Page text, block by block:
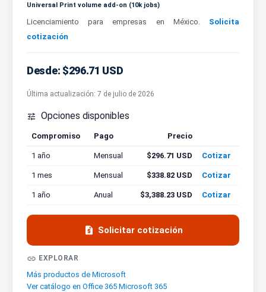
Universal Print volume add-on (10k jobs)
Licenciamiento para empresas en México. Solicita
cotización
Desde: $296.71 USD
Última actualización: 7 de julio de 2026
 Opciones disponibles
Compromiso Pago Precio
1 año
Mensual $296.71 USD Cotizar
1 mes Mensual $338.82 USD Cotizar
1 año Anual $3,388.23 USD Cotizar
 Solicitar cotización
 EXPLORAR
Más productos de Microsoft
Ver catálogo en Office 365 Microsoft 365